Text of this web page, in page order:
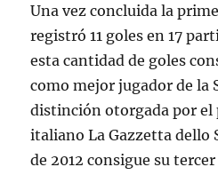
Una vez concluida la
registró 11 goles en 17
esta cantidad de goles
como mejor jugador de la
distinción otorgada por el
italiano La Gazzetta dello
de 2012 consigue su